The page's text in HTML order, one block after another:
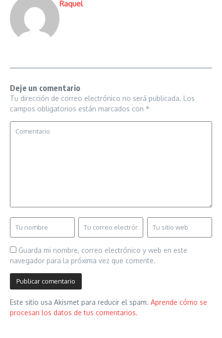
Raquel
Deje un comentario
Tu dirección de correo electrónico no será publicada. Los
campos obligatorios están marcados con *
Guarda mi nombre, correo electrónico y web en este
navegador para la próxima vez que comente.
Este sitio usa Akismet para reducir el spam. Aprende cómo se
procesan los datos de tus comentarios.